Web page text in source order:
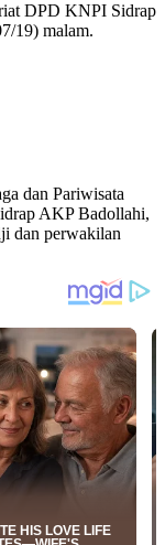
DPD KNPI Sidrap
19) malam.
dan Pariwisata
AKP Badollahi,
dan perwakilan